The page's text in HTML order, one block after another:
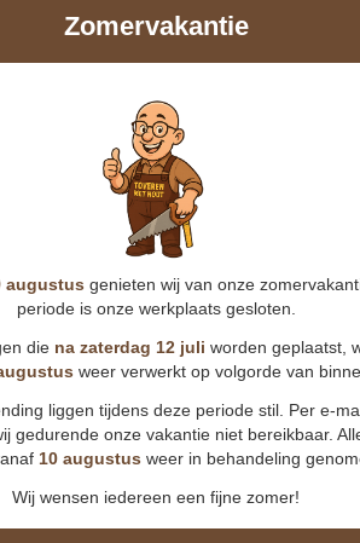
Zomervakantie
augustus genieten wij van onze
periode is onze werkplaats gesloten.
die na zaterdag 12 juli worden geplaatst,
weer verwerkt op volgorde van
liggen tijdens deze periode stil. Per e-
gedurende onze vakantie niet bereikbaar.
10 augustus weer in behandeling
Wij wensen iedereen een fijne zomer!